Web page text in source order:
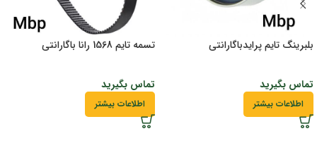
بلبرینگ تایم پرایدباگارانتی
تماس بگیرید
اطلاعات بیشتر
تسمه تایم 1568 رانا باگارانتی
تماس بگیرید
اطلاعات بیشتر